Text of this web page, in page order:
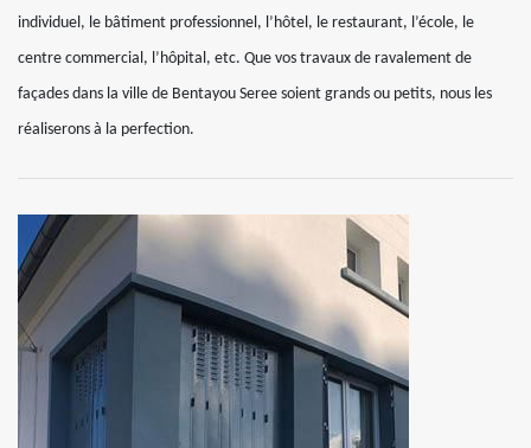
individuel, le bâtiment professionnel, l’hôtel, le restaurant, l’école, le
centre commercial, l’hôpital, etc. Que vos travaux de ravalement de
façades dans la ville de Bentayou Seree soient grands ou petits, nous les
réaliserons à la perfection.